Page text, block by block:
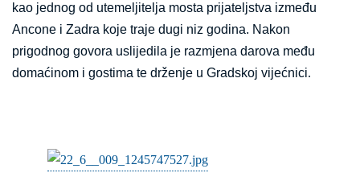
kao jednog od utemeljitelja mosta prijateljstva između
Ancone i Zadra koje traje dugi niz godina. Nakon
prigodnog govora uslijedila je razmjena darova među
domaćinom i gostima te drženje u Gradskoj vijećnici.